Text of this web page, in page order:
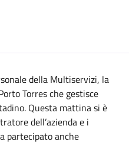
della Multiservizi, la
Torres che gestisce
Questa mattina si è
dell’azienda e i
partecipato anche